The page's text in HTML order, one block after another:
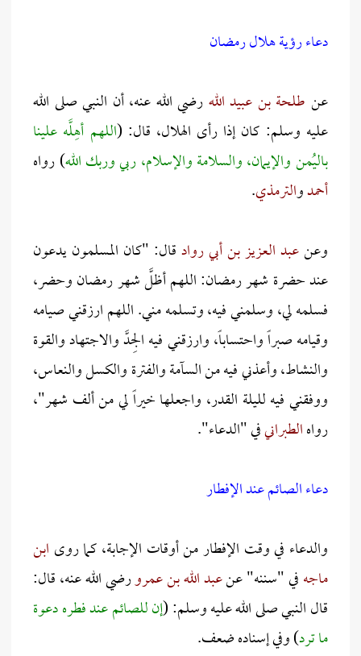
دعاء رؤية هلال رمضان
عن طلحة بن عبيد اللهرضي الله عنه، أن النبي صلى الله
عليه وسلم: كان إذا رأى الهلال، قال: (اللهم أهِلَّه علينا
باليُمن والإيمان، والسلامة والإسلام، ربي وربك الله) رواه
أحمدوالترمذي.
وعنعبد العزيز بن أبي روادقال: "كان المسلمون يدعون
عند حضرة شهر رمضان: اللهم أظلَّ شهر رمضان وحضر،
فسلمه لي، وسلمني فيه، وتسلمه مني. اللهم ارزقني صيامه
وقيامه صبراً واحتساباً، وارزقني فيه الجِدَّ والاجتهاد والقوة
والنشاط، وأعذني فيه من السآمة والفترة والكسل والنعاس،
ووفقني فيه لليلة القدر، واجعلها خيراً لي من ألف شهر"،
رواهالطبرانيفي "الدعاء".
دعاء الصائم عند الإفطار
والدعاء في وقت الإفطار من أوقات الإجابة، كما روى ابن
ماجهفي "سننه" عنعبد الله بن عمرورضي الله عنه، قال:
قال النبي صلى الله عليه وسلم: (إن للصائم عند فطره دعوة
ما ترد) وفي إسناده ضعف.